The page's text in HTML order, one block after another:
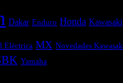
Dakar Enduro Honda Kawasaki
Eléctrica MX Novedades
Yamaha